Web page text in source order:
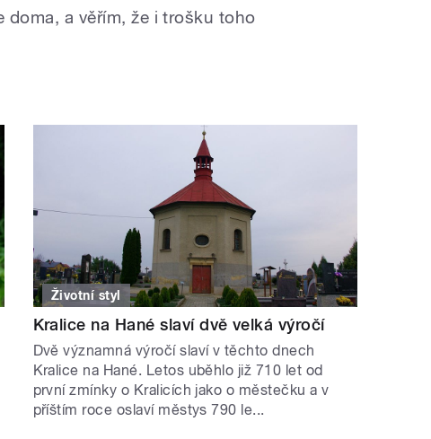
a věřím, že i trošku toho
Životní styl
Kralice na Hané slaví dvě velká výročí
Dvě významná výročí slaví v těchto dnech
Kralice na Hané. Letos uběhlo již 710 let od
první zmínky o Kralicích jako o městečku a v
příštím roce oslaví městys 790 le...